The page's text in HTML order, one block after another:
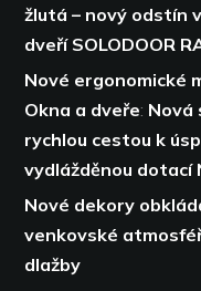
žlutá – nový odstín
dveří SOLODOOR
Nové ergonomické
Okna a dveře: Nová
rychlou cestou k
vydlážděnou dotací
Nové dekory
venkovské
dlažby